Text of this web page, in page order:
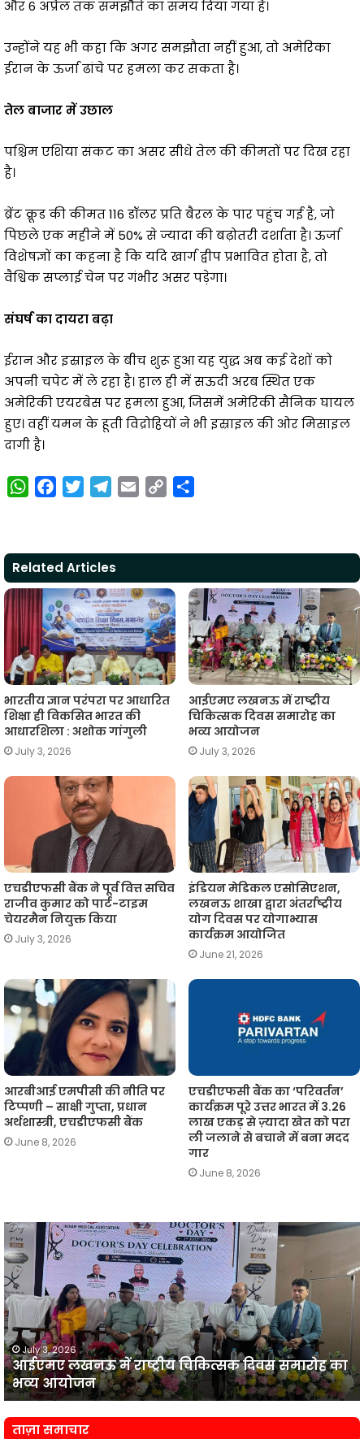
और 6 अप्रैल तक समझौते का समय दिया गया है।
उन्होंने यह भी कहा कि अगर समझौता नहीं हुआ, तो अमेरिका
ईरान के ऊर्जा ढांचे पर हमला कर सकता है।
तेल बाजार में उछाल
पश्चिम एशिया संकट का असर सीधे तेल की कीमतों पर दिख रहा
है।
ब्रेंट क्रूड की कीमत 116 डॉलर प्रति बैरल के पार पहुंच गई है, जो
पिछले एक महीने में 50% से ज्यादा की बढ़ोतरी दर्शाता है। ऊर्जा
विशेषज्ञों का कहना है कि यदि खार्ग द्वीप प्रभावित होता है, तो
वैश्विक सप्लाई चेन पर गंभीर असर पड़ेगा।
संघर्ष का दायरा बढ़ा
ईरान और इस्राइल के बीच शुरू हुआ यह युद्ध अब कई देशों को
अपनी चपेट में ले रहा है। हाल ही में सऊदी अरब स्थित एक
अमेरिकी एयरबेस पर हमला हुआ, जिसमें अमेरिकी सैनिक घायल
हुए। वहीं यमन के हूती विद्रोहियों ने भी इस्राइल की ओर मिसाइल
दागी है।
W
t
s
A
p
p
e
b
o
o
k
t
t
e
r
e
g
r
a
m
i
y
i
n
k
r
Related Articles
भारतीय ज्ञान परंपरा पर आधारित
शिक्षा ही विकसित भारत की
आधारशिला : अशोक गांगुली
July 3, 2026
आईएमए लखनऊ में राष्ट्रीय
चिकित्सक दिवस समारोह का
भव्य आयोजन
July 3, 2026
एचडीएफसी बैंक ने पूर्व वित्त सचिव
राजीव कुमार को पार्ट-टाइम
चेयरमैन नियुक्त किया
July 3, 2026
इंडियन मेडिकल एसोसिएशन,
लखनऊ शाखा द्वारा अंतर्राष्ट्रीय
योग दिवस पर योगाभ्यास
कार्यक्रम आयोजित
June 21, 2026
आरबीआई एमपीसी की नीति पर
टिप्पणी – साक्षी गुप्ता, प्रधान
अर्थशास्त्री, एचडीएफसी बैंक
June 8, 2026
एचडीएफसी बैंक का ‘परिवर्तन’
कार्यक्रम पूरे उत्तर भारत में 3.26
लाख एकड़ से ज़्यादा खेत को परा
ली जलाने से बचाने में बना मदद
गार
June 8, 2026
आईएमए
लखनऊ
में
राष्ट्रीय
चिकित्सक
दिवस
समारोह
का
भव्य
आयोजन
July 3, 2026
आईएमए लखनऊ में राष्ट्रीय चिकित्सक दिवस समारोह का
भव्य आयोजन
ताज़ा समाचार